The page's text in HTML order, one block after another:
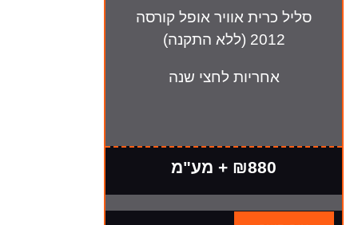
סליל כרית אוויר אופל קורסה
2012 (ללא התקנה)
אחריות לחצי שנה
₪880 + מע"מ